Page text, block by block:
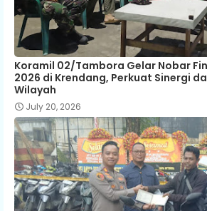
Koramil 02/Tambora Gelar Nobar
2026 di Krendang, Perkuat Sinergi
Wilayah
July 20, 2026